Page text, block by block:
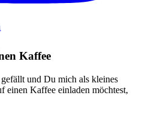
Kaffee
und Du mich als kleines
einen Kaffee einladen möchtest,